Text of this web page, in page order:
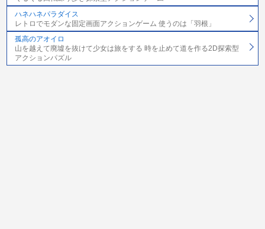
ハネハネパラダイス
レトロでモダンな固定画面アクションゲーム 使うのは「羽根」
孤高のアオイロ
山を越えて廃墟を抜けて少女は旅をする 時を止めて道を作る2D探索型
アクションパズル